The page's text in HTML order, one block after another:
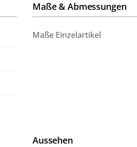
Maße & Abmessungen
Maße Einzelartikel
Aussehen